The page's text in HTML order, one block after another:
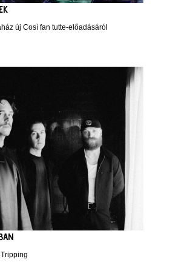
új Così fan tutte-előadásáról